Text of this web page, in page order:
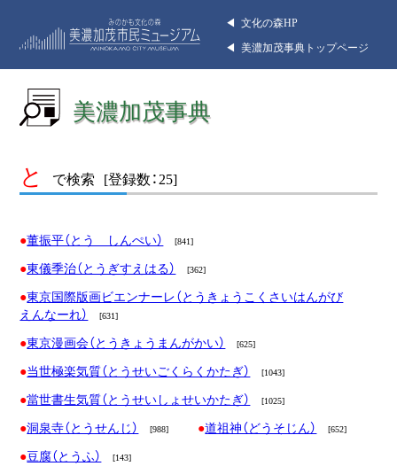
◀︎ 文化の森HP
◀︎ 美濃加茂事典トップページ
美濃加茂事典
と
で検索 [登録数：25]
董振平（とう しんぺい） [841]
東儀季治（とうぎすえはる） [362]
東京国際版画ビエンナーレ（とうきょうこくさいはんがび
えんなーれ）
[631]
東京漫画会（とうきょうまんがかい） [625]
当世極楽気質（とうせいごくらくかたぎ） [1043]
當世書生気質（とうせいしょせいかたぎ） [1025]
洞泉寺（とうせんじ） [988] 道祖神（どうそじん） [652]
豆腐（とうふ） [143]